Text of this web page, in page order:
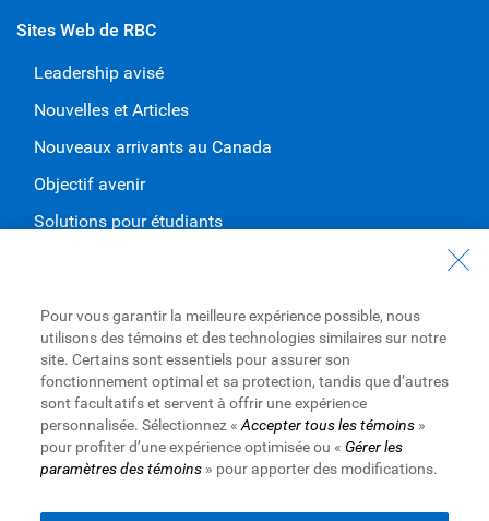
Sites Web de RBC
Leadership avisé
Nouvelles et Articles
Nouveaux arrivants au Canada
Objectif avenir
Solutions pour étudiants
Nous joindre
Trouvez une succursale ou un GAB
Prendre un rendez-vous
Royal Bank of Canada Website
Pour vous garantir la meilleure expérience possible, nous
utilisons des témoins et des technologies similaires sur notre
site. Certains sont essentiels pour assurer son
fonctionnement optimal et sa protection, tandis que d’autres
sont facultatifs et servent à offrir une expérience
personnalisée. Sélectionnez « Accepter tous les témoins»
pour profiter d’une expérience optimisée ou « Gérer les
paramètres des témoins» pour apporter des modifications.